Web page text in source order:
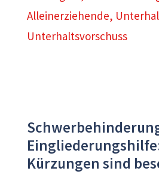
Alleinerziehende,
Unterhaltsvorschuss
Kürzungen sind